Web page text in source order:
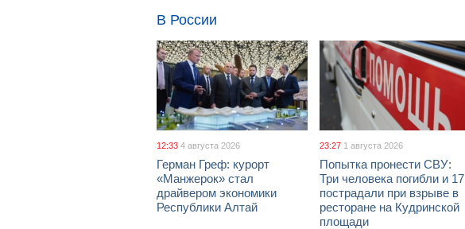
В России
12:33 4 августа 2026
Герман Греф: курорт
«Манжерок» стал
драйвером экономики
Республики Алтай
23:27 1 августа 2026
Попытка пронести СВУ:
Три человека погибли и 17
пострадали при взрыве в
ресторане на Кудринской
площади